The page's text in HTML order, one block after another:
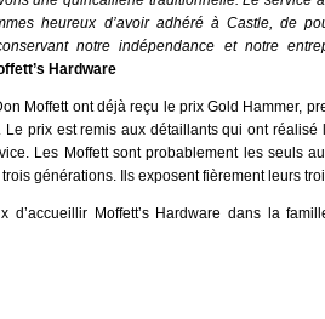
heureux d’avoir adhéré à Castle, de
notre indépendance et notre
Hardware
Moffett ont déjà reçu le prix Gold Hammer,
prix est remis aux détaillants qui ont réalisé
Les Moffett sont probablement les seuls
générations. Ils exposent fièrement leurs
d’accueillir Moffett’s Hardware dans la